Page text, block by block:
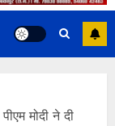
मोदी ने दी